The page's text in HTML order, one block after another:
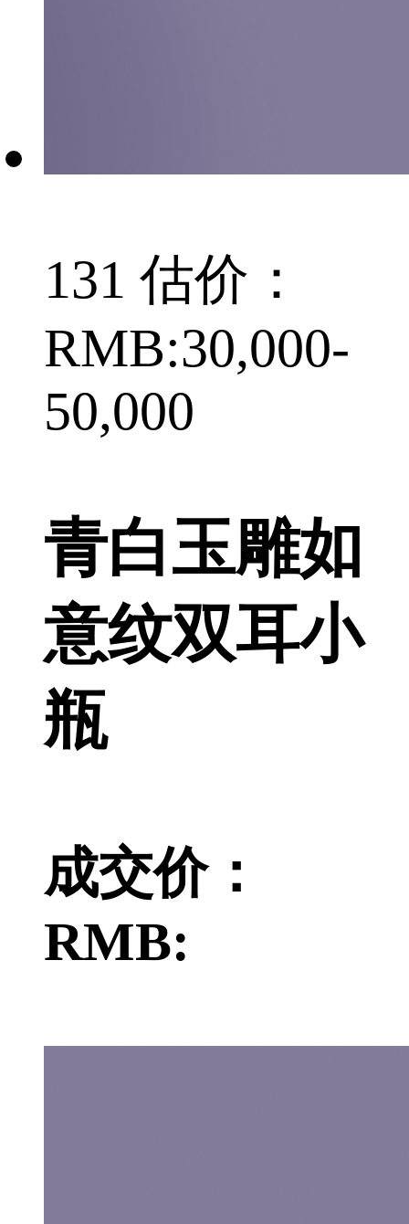
131 估价：
RMB:30,000-
50,000
青白玉雕如
意纹双耳小
瓶
成交价：
RMB: